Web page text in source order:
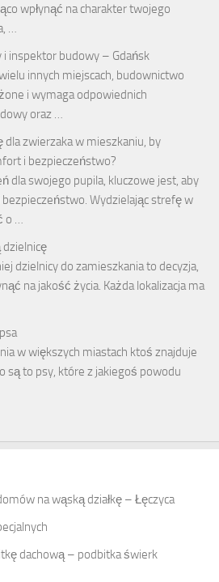
wpłynąć na charakter twojego
…
i inspektor budowy – Gdańsk
innych miejscach, budownictwo
i wymaga odpowiednich
oraz …
dla zwierzaka w mieszkaniu, by
i bezpieczeństwo?
dla swojego pupila, kluczowe jest, aby
Wydzielając strefę w
…
dzielnicę
dzielnicy do zamieszkania to decyzja,
na jakość życia. Każda lokalizacja ma
w większych miastach ktoś znajduje
są to psy, które z jakiegoś powodu
na wąską działkę – Łęczyca
dachową – podbitka świerk